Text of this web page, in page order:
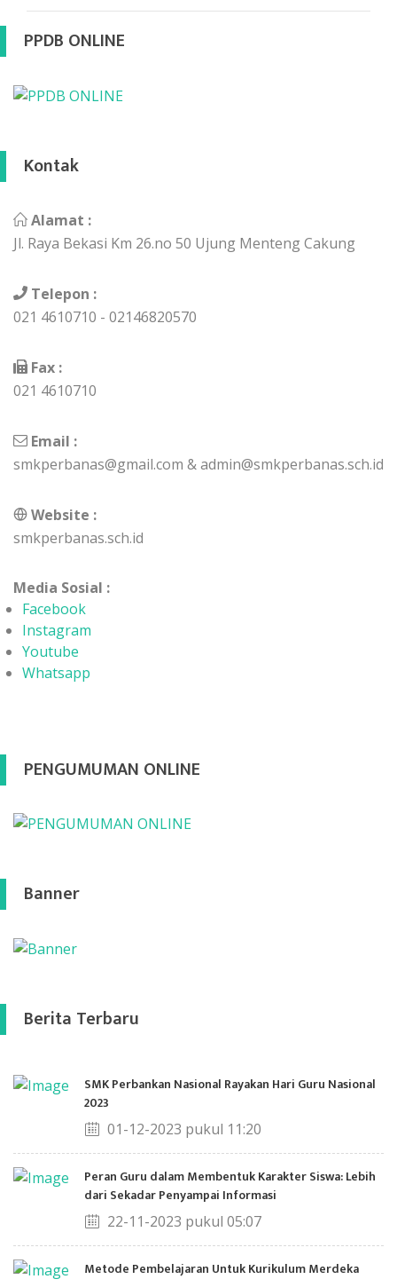
PPDB ONLINE
Kontak
Alamat :
Jl. Raya Bekasi Km 26.no 50 Ujung Menteng Cakung
Telepon :
021 4610710 - 02146820570
Fax :
021 4610710
Email :
smkperbanas@gmail.com & admin@smkperbanas.sch.id
Website :
smkperbanas.sch.id
Media Sosial :
Facebook
Instagram
Youtube
Whatsapp
PENGUMUMAN ONLINE
Banner
Berita Terbaru
SMK Perbankan Nasional Rayakan Hari Guru Nasional
2023
01-12-2023 pukul 11:20
Peran Guru dalam Membentuk Karakter Siswa: Lebih
dari Sekadar Penyampai Informasi
22-11-2023 pukul 05:07
Metode Pembelajaran Untuk Kurikulum Merdeka